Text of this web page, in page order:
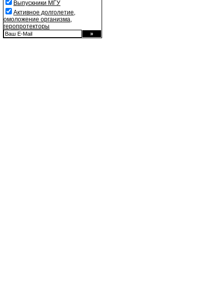
Выпускники МГУ
Активное долголетие,
омоложение организма,
геропротекторы